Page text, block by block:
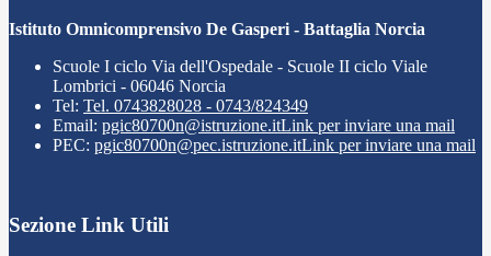
Istituto Omnicomprensivo De Gasperi - Battaglia Norcia
Scuole I ciclo Via dell'Ospedale - Scuole II ciclo Viale
Lombrici - 06046 Norcia
Tel: Tel. 0743828028 - 0743/824349
Email: pgic80700n@istruzione.itLink per inviare una mail
PEC: pgic80700n@pec.istruzione.itLink per inviare una mail
Sezione Link Utili